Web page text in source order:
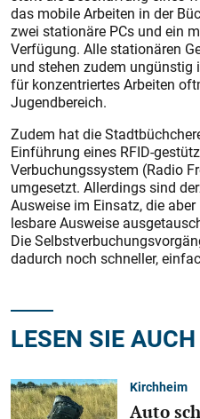
das mobile Arbeiten in der
zwei stationäre PCs und ein
Verfügung. Alle stationären
und stehen zudem
für konzentriertes Arbeiten
Jugendbereich.
Zudem hat die
Einführung eines RFID-
Verbuchungssystem (Radio
umgesetzt. Allerdings sind
Ausweise im Einsatz, die
lesbare Ausweise
Die
dadurch noch schneller,
LESEN SIE AUCH
Kirchheim
Auto